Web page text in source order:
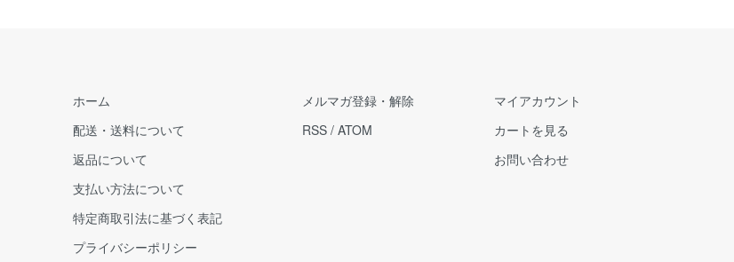
ホーム
配送・送料について
返品について
支払い方法について
特定商取引法に基づく表記
プライバシーポリシー
メルマガ登録・解除
RSS / ATOM
マイアカウント
カートを見る
お問い合わせ